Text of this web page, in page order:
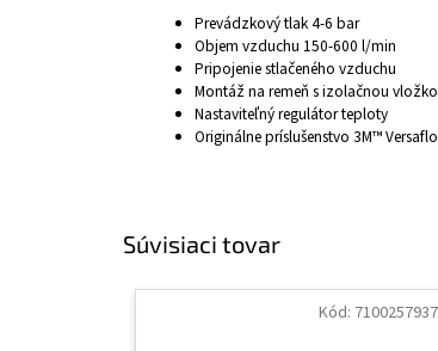
Súvisiaci tovar
Kód: 7100257937
Prevádzkový tlak 4-6 bar
Objem vzduchu 150-600 l/min
Pripojenie stlačeného vzduchu
Montáž na remeň s izolačnou
Nastaviteľný regulátor teploty
Originálne príslušenstvo 3M™